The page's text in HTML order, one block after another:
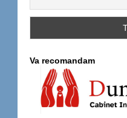
Va recomandam